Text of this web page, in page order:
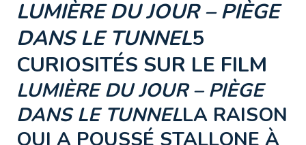
LUMIÈRE DU JOUR – PIÈGE
DANS LE TUNNEL5
CURIOSITÉS SUR LE FILM
LUMIÈRE DU JOUR – PIÈGE
DANS LE TUNNELLA RAISON
QUI A POUSSÉ STALLONE À